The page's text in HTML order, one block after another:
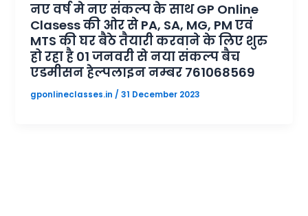
नए वर्ष मे नए संकल्प के साथ GP Online
Clasess की ओर से PA, SA, MG, PM एवं
MTS की घर बैठे तैयारी करवाने के लिए शुरु
हो रहा है 01 जनवरी से नया संकल्प बैच
एडमीसन हेल्पलाइन नम्बर 761068569
gponlineclasses.in /31 December 2023